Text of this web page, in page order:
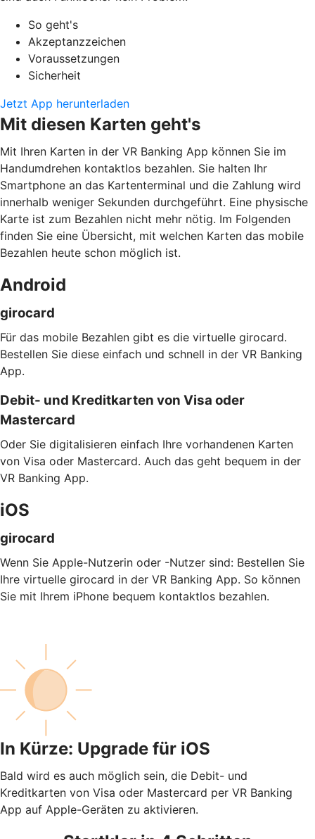
So geht's
Akzeptanzzeichen
Voraussetzungen
Sicherheit
Jetzt App herunterladen
Mit diesen Karten geht's
Mit Ihren Karten in der VR Banking App können Sie im
Handumdrehen kontaktlos bezahlen. Sie halten Ihr
Smartphone an das Kartenterminal und die Zahlung wird
innerhalb weniger Sekunden durchgeführt. Eine physische
Karte ist zum Bezahlen nicht mehr nötig. Im Folgenden
finden Sie eine Übersicht, mit welchen Karten das mobile
Bezahlen heute schon möglich ist.
Android
girocard
Für das mobile Bezahlen gibt es die virtuelle girocard.
Bestellen Sie diese einfach und schnell in der VR Banking
App.
Debit- und Kreditkarten von Visa oder
Mastercard
Oder Sie digitalisieren einfach Ihre vorhandenen Karten
von Visa oder Mastercard. Auch das geht bequem in der
VR Banking App.
iOS
girocard
Wenn Sie Apple-Nutzerin oder -Nutzer sind: Bestellen Sie
Ihre virtuelle girocard in der VR Banking App. So können
Sie mit Ihrem iPhone bequem kontaktlos bezahlen.
In Kürze: Upgrade für iOS
Bald wird es auch möglich sein, die Debit- und
Kreditkarten von Visa oder Mastercard per VR Banking
App auf Apple-Geräten zu aktivieren.